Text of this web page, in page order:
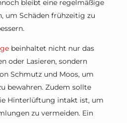
bleibt eine regelmäßige
um Schäden frühzeitig zu
beinhaltet nicht nur das
oder Lasieren, sondern
Schmutz und Moos, um
bewahren. Zudem sollte
Hinterlüftung intakt ist, um
zu vermeiden. Ein